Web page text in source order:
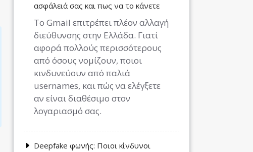
ασφάλειά σας και πως να το κάνετε
Το Gmail επιτρέπει πλέον αλλαγή
διεύθυνσης στην Ελλάδα. Γιατί
αφορά πολλούς περισσότερους
από όσους νομίζουν, ποιοι
κινδυνεύουν από παλιά
usernames, και πώς να ελέγξετε
αν είναι διαθέσιμο στον
λογαριασμό σας.
Deepfake φωνής: Ποιοι κίνδυνοι